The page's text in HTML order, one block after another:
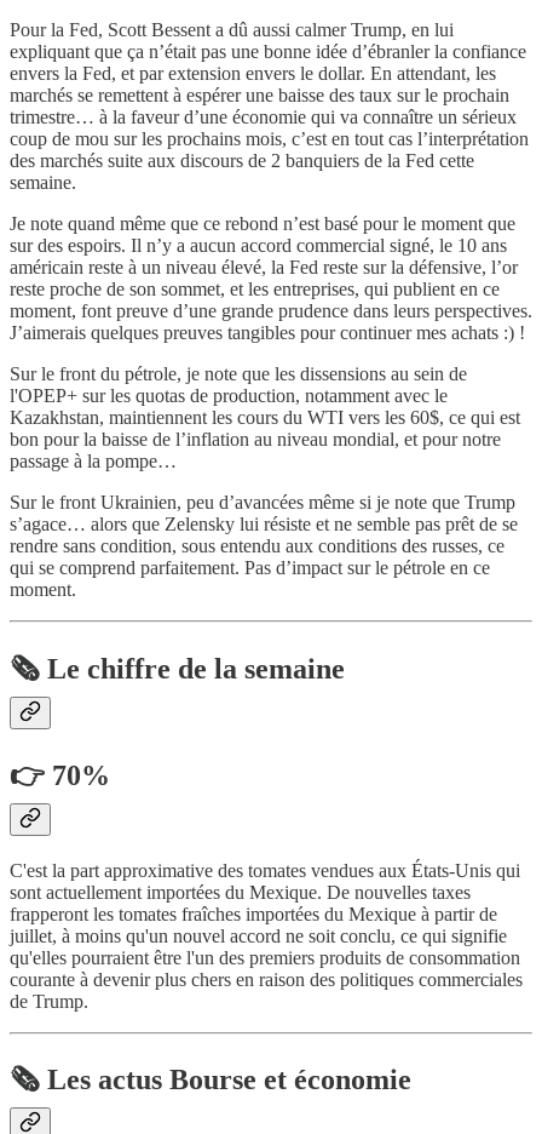
Pour la Fed, Scott Bessent a dû aussi calmer Trump, en lui
expliquant que ça n’était pas une bonne idée d’ébranler la confiance
envers la Fed, et par extension envers le dollar. En attendant, les
marchés se remettent à espérer une baisse des taux sur le prochain
trimestre… à la faveur d’une économie qui va connaître un sérieux
coup de mou sur les prochains mois, c’est en tout cas l’interprétation
des marchés suite aux discours de 2 banquiers de la Fed cette
semaine.
Je note quand même que ce rebond n’est basé pour le moment que
sur des espoirs. Il n’y a aucun accord commercial signé, le 10 ans
américain reste à un niveau élevé, la Fed reste sur la défensive, l’or
reste proche de son sommet, et les entreprises, qui publient en ce
moment, font preuve d’une grande prudence dans leurs perspectives.
J’aimerais quelques preuves tangibles pour continuer mes achats :) !
Sur le front du pétrole, je note que les dissensions au sein de
l'OPEP+ sur les quotas de production, notamment avec le
Kazakhstan, maintiennent les cours du WTI vers les 60$, ce qui est
bon pour la baisse de l’inflation au niveau mondial, et pour notre
passage à la pompe…
Sur le front Ukrainien, peu d’avancées même si je note que Trump
s’agace… alors que Zelensky lui résiste et ne semble pas prêt de se
rendre sans condition, sous entendu aux conditions des russes, ce
qui se comprend parfaitement. Pas d’impact sur le pétrole en ce
moment.
🗞️ Le chiffre de la semaine
👉 70%
C'est la part approximative des tomates vendues aux États-Unis qui
sont actuellement importées du Mexique. De nouvelles taxes
frapperont les tomates fraîches importées du Mexique à partir de
juillet, à moins qu'un nouvel accord ne soit conclu, ce qui signifie
qu'elles pourraient être l'un des premiers produits de consommation
courante à devenir plus chers en raison des politiques commerciales
de Trump.
🗞️ Les actus Bourse et économie